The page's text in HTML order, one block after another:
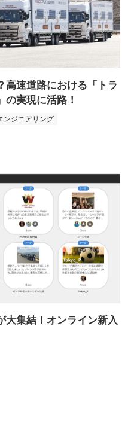
高速道路における「トラ
の実現に活路！
ンジニアリング
大集結！オンライン新入